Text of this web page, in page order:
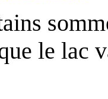
le lac